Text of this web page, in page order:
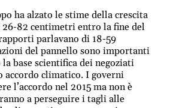
ha alzato le stime della crescita
82 centimetri entro la fine del
parlavano di 18-59
del pannello sono importanti
base scientifica dei negoziati
accordo climatico. I governi
l’accordo nel 2015 ma non è
a perseguire i tagli alle